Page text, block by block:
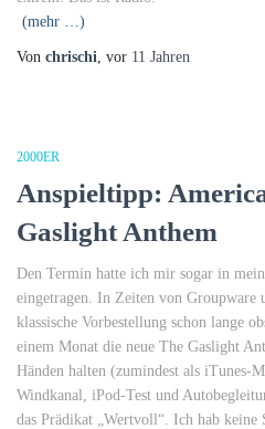
(mehr …)
Von chrischi, vor 11 Jahren
2000ER
Anspieltipp:
Gaslight Anthem
Den Termin hatte ich mir sogar in
eingetragen. In Zeiten von Groupware
klassische Vorbestellung schon lange
einem Monat die neue The Gaslight
Händen halten (zumindest als iTunes-
Windkanal, iPod-Test und
das Prädikat „Wertvoll“. Ich hab keine